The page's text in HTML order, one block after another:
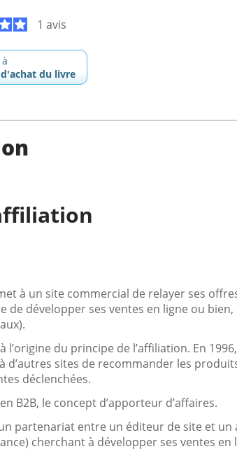
1 avis
d'achat du livre
à un site commercial de relayer ses
de développer ses ventes en ligne ou
l’origine du principe de l’affiliation. En
sites de recommander les
déclenchées.
B2B, le concept d’apporteur d’affaires.
partenariat entre un éditeur de site et un
cherchant à développer ses ventes